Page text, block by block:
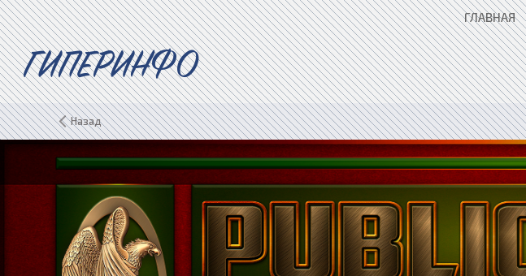
ГЛАВНАЯ
ГИПЕРИНФО
Назад